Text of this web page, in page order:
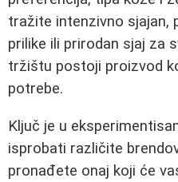
tražite intenzivno sjajan,
prilike ili prirodan sjaj za
tržištu postoji proizvod
potrebe.
Ključ je u
isprobati različite
pronađete onaj koji će